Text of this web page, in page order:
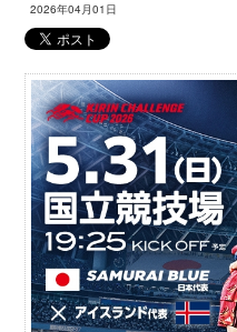
2026年04月01日